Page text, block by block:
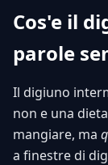
Cos'e il
parole
Il digiuno
non e una
mangiare, ma
a finestre di